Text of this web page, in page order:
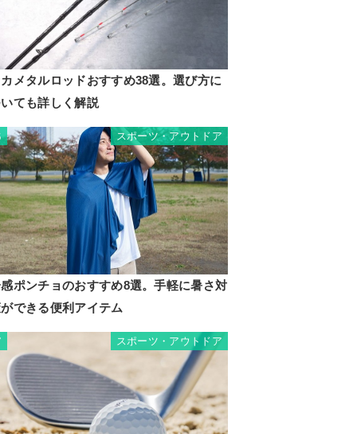
メタルロッドおすすめ38選。選び方に
ても詳しく解説
スポーツ・アウトドア
ポンチョのおすすめ8選。手軽に暑さ対
できる便利アイテム
スポーツ・アウトドア